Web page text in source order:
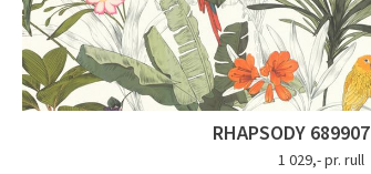
RHAPSODY 689907
1 029,- pr. rull